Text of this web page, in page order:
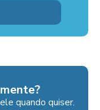
quando quiser.